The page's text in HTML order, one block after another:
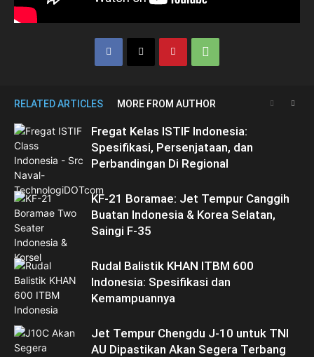
RELATED ARTICLES MORE FROM AUTHOR
Fregat Kelas ISTIF Indonesia:
Spesifikasi, Persenjataan, dan
Perbandingan Di Regional
KF-21 Boramae: Jet Tempur Canggih
Buatan Indonesia & Korea Selatan,
Saingi F-35
Rudal Balistik KHAN ITBM 600
Indonesia: Spesifikasi dan
Kemampuannya
Jet Tempur Chengdu J-10 untuk TNI
AU Dipastikan Akan Segera Terbang